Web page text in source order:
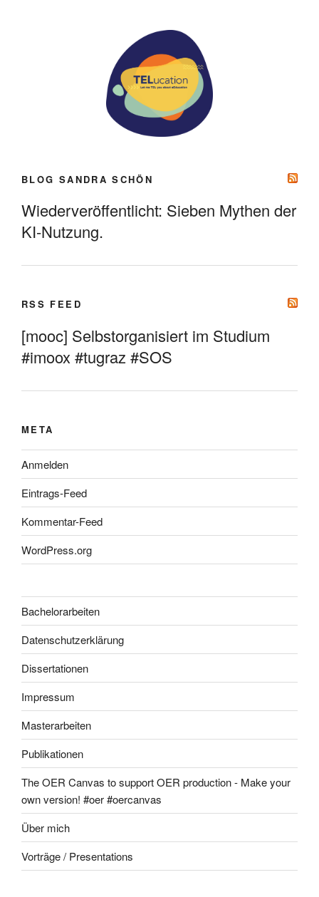
BLOG SANDRA SCHÖN
Wiederveröffentlicht: Sieben Mythen der
KI-Nutzung.
RSS FEED
[mooc] Selbstorganisiert im Studium
#imoox #tugraz #SOS
META
Anmelden
Eintrags-Feed
Kommentar-Feed
WordPress.org
Bachelorarbeiten
Datenschutzerklärung
Dissertationen
Impressum
Masterarbeiten
Publikationen
The OER Canvas to support OER production - Make your
own version! #oer #oercanvas
Über mich
Vorträge / Presentations